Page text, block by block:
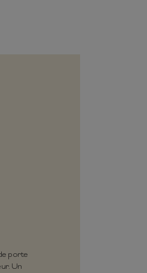
porte
Un